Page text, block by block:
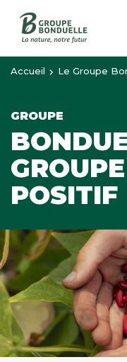
Accueil Le Groupe
GROUPE
POSITIF